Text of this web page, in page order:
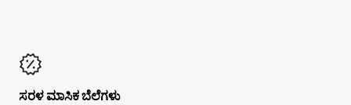
ಸರಳ ಮಾಸಿಕ ಬೆಲೆಗಳು